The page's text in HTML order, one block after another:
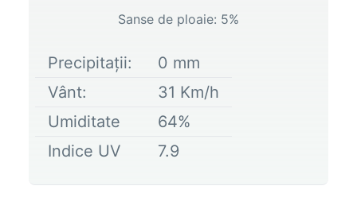
Sanse de ploaie: 5%
Precipitații: 0 mm
Vânt:
31 Km/h
Umiditate
64%
Indice UV
7.9